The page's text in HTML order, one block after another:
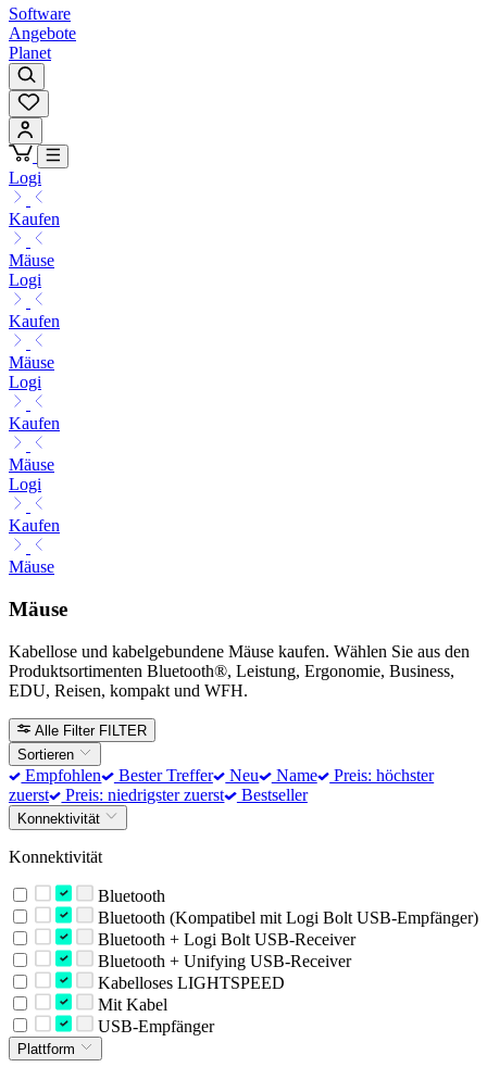
Software
Angebote
Planet
Logi
Kaufen
Mäuse
Logi
Kaufen
Mäuse
Logi
Kaufen
Mäuse
Logi
Kaufen
Mäuse
Mäuse
Kabellose und kabelgebundene Mäuse kaufen. Wählen Sie aus den
Produktsortimenten Bluetooth®, Leistung, Ergonomie, Business,
EDU, Reisen, kompakt und WFH.
Alle Filter FILTER
Sortieren
Empfohlen Bester Treffer Neu Name
Preis: höchster
zuerst
Preis: niedrigster zuerst Bestseller
Konnektivität
Konnektivität
Bluetooth
Bluetooth (Kompatibel mit Logi Bolt USB-Empfänger)
Bluetooth + Logi Bolt USB-Receiver
Bluetooth + Unifying USB-Receiver
Kabelloses LIGHTSPEED
Mit Kabel
USB-Empfänger
Plattform